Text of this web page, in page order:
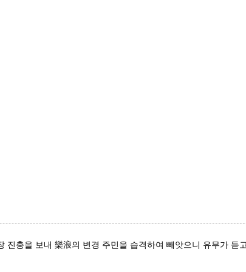
충을 보내 樂浪의 변경 주민을 습격하여 빼앗으니 유무가 듣